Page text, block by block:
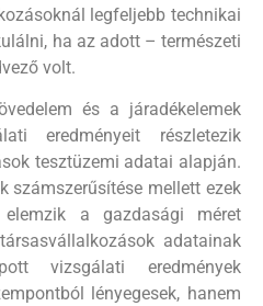
legfeljebb technikai
ha az adott – természeti
volt.
és a járadékelemek
eredményeit részletezik
tesztüzemi adatai alapján.
számszerűsítése mellett ezek
elemzik a gazdasági méret
adatainak
vizsgálati eredmények
lényegesek, hanem